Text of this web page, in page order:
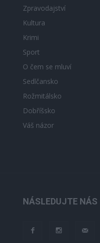
Zpravodajství
Kultura
Krimi
Sport
O čem se mluví
Sedlčansko
Rožmitálsko
Dobříšsko
Váš názor
NÁSLEDUJTE NÁS